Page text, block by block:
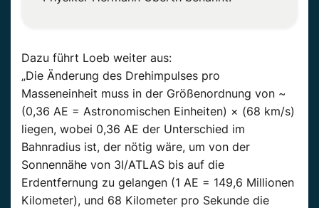
Dazu führt Loeb weiter aus:
„Die Änderung des Drehimpulses pro
Masseneinheit muss in der Größenordnung von ~
(0,36 AE = Astronomischen Einheiten) × (68 km/s)
liegen, wobei 0,36 AE der Unterschied im
Bahnradius ist, der nötig wäre, um von der
Sonnennähe von 3I/ATLAS bis auf die
Erdentfernung zu gelangen (1 AE = 149,6 Millionen
Kilometer), und 68 Kilometer pro Sekunde die